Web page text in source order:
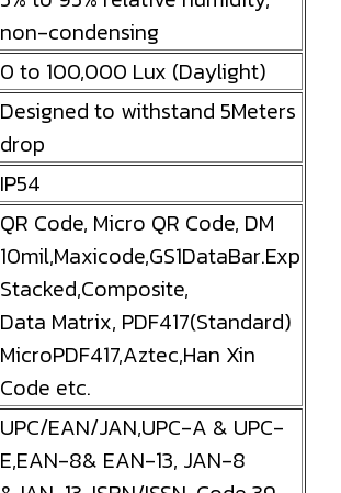
non-condensing
0 to 100,000 Lux (Daylight)
Designed to withstand 5Meters
drop
IP54
QR Code, Micro QR Code, DM
10mil,Maxicode,GS1DataBar.Exp
Stacked,Composite,
Data Matrix, PDF417(Standard)
MicroPDF417,Aztec,Han Xin
Code etc.
UPC/EAN/JAN,UPC-A & UPC-
E,EAN-8& EAN-13, JAN-8